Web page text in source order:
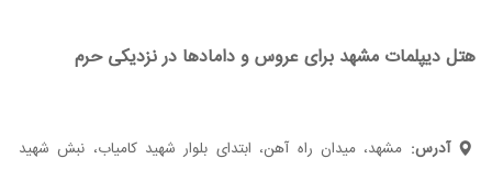
هتل دیپلمات مشهد برای عروس و دامادها در نزدیکی حرم
آدرس: مشهد، میدان راه آهن، ابتدای بلوار شهید کامیاب، نبش شهید